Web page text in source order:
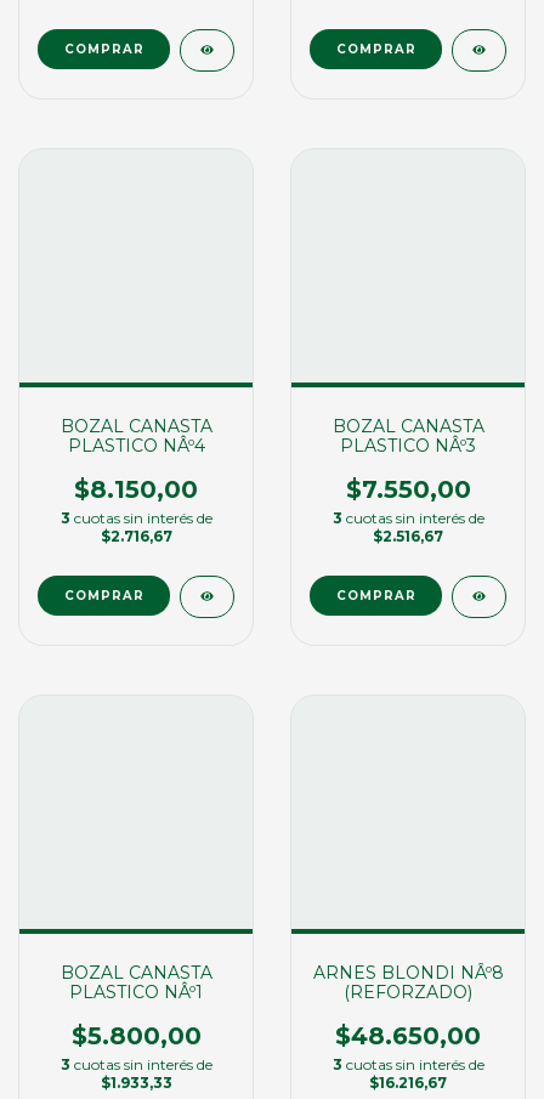
BOZAL CANASTA
PLASTICO NÂº4
$8.150,00
3 cuotas sin interés de
$2.716,67
BOZAL CANASTA
PLASTICO NÂº3
$7.550,00
3 cuotas sin interés de
$2.516,67
BOZAL CANASTA
PLASTICO NÂº1
$5.800,00
3 cuotas sin interés de
$1.933,33
ARNES BLONDI NÂº8
(REFORZADO)
$48.650,00
3 cuotas sin interés de
$16.216,67